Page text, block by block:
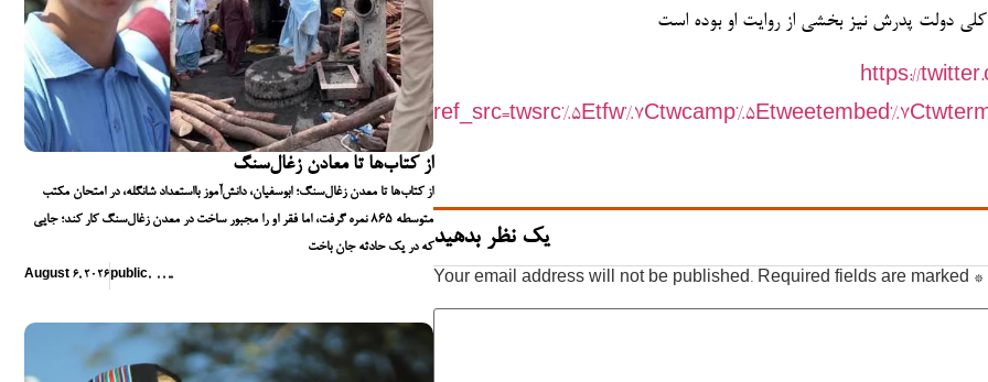
از کتاب‌ها تا معادن زغال‌سنگ
از کتاب‌ها تا معدن زغال‌سنگ؛ ابوسفیان، دانش‌آموز بااستعداد شانگله، در امتحان مکتب
متوسطه ۸۶۵ نمره گرفت، اما فقر او را مجبور ساخت در معدن زغال‌سنگ کار کند؛ جایی
که در یک حادثه جان باخت
August 6, 2026 public, ,,,,
دولت پدرش نیز بخشی از روایت او بوده است
https://
یک نظر بدهید
Your email address will not be published. Required fields are marked *